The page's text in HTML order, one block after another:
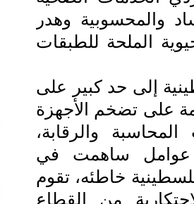
والمحسوبية وهدر
الملحة للطبقات
إلى حد كبير على
على تضخم الأجهزة
والرقابة،
عوامل ساهمت في
خاطئه، تقوم
من القطاع